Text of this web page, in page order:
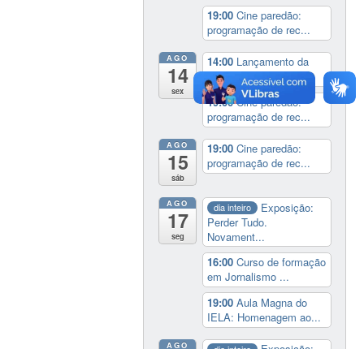
19:00Cine paredão:
programação de rec...
AGO
14
sex
14:00 Lançamento da
cinebiografia de D...
19:00Cine paredão:
programação de rec...
AGO
15
sáb
19:00Cine paredão:
programação de rec...
AGO
17
seg
dia inteiro
Exposição:
Perder Tudo.
Novament...
16:00Curso de formação
em Jornalismo ...
19:00Aula Magna do
IELA: Homenagem ao...
AGO